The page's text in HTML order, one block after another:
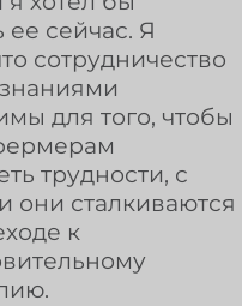
ее сейчас. Я
сотрудничество
для того, чтобы
трудности, с
они сталкиваются
к